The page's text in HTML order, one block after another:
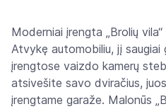
Moderniai įrengta „Brolių
Atvykę automobiliu, jį saugiai
įrengtose vaizdo kamerų
atsivešite savo dviračius,
įrengtame garaže. Malonūs